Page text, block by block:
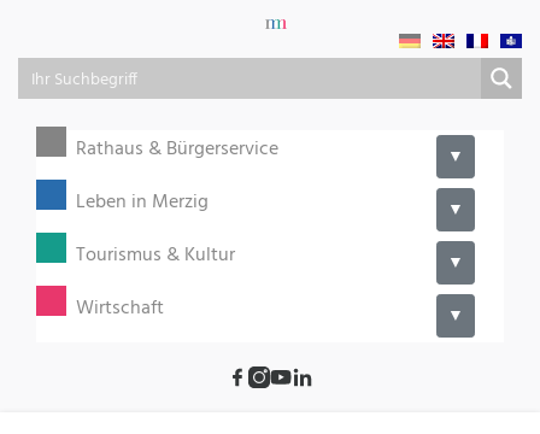
Rathaus & Bürgerservice ▼
Leben in Merzig ▼
Tourismus & Kultur ▼
Wirtschaft ▼